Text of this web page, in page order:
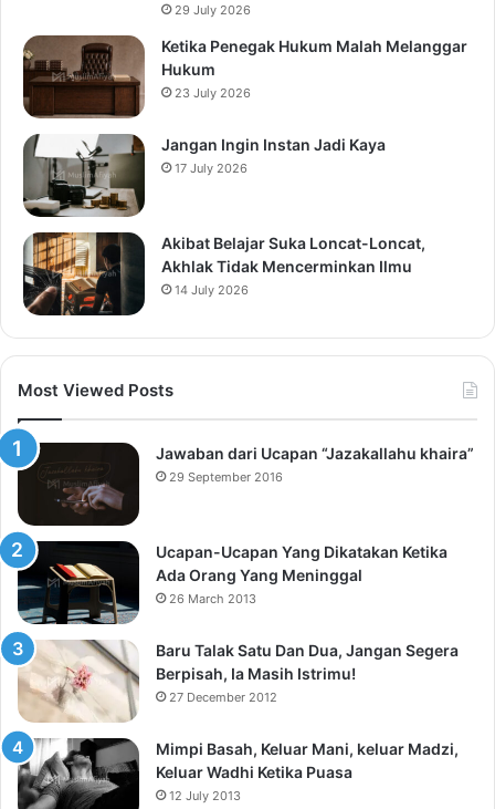
29 July 2026
Ketika Penegak Hukum Malah Melanggar
Hukum
23 July 2026
Jangan Ingin Instan Jadi Kaya
17 July 2026
Akibat Belajar Suka Loncat-Loncat,
Akhlak Tidak Mencerminkan Ilmu
14 July 2026
Most Viewed Posts
Jawaban dari Ucapan “Jazakallahu khaira”
29 September 2016
Ucapan-Ucapan Yang Dikatakan Ketika
Ada Orang Yang Meninggal
26 March 2013
Baru Talak Satu Dan Dua, Jangan Segera
Berpisah, Ia Masih Istrimu!
27 December 2012
Mimpi Basah, Keluar Mani, keluar Madzi,
Keluar Wadhi Ketika Puasa
12 July 2013